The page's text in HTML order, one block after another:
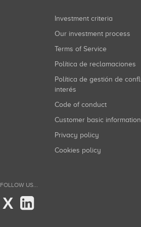
Investment criteria
Our investment process
Terms of Service
Política de reclamaciones
Política de gestión de conflictos de
interés
Code of conduct
Customer basic information
Privacy policy
Cookies policy
FOLLOW US...
X